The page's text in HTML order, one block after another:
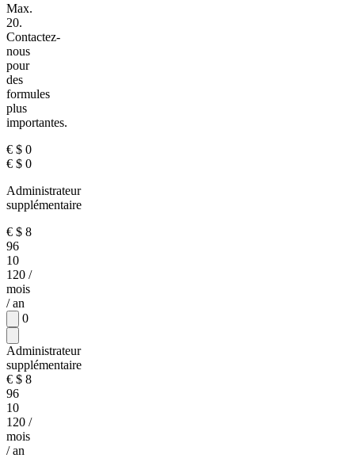
Max.
20.
Contactez-
nous
pour
des
formules
plus
importantes.
€ $ 0
€ $ 0
Administrateur
supplémentaire
€ $ 8
96
10
120 /
mois
/ an
0
Administrateur
supplémentaire
€ $ 8
96
10
120 /
mois
/ an